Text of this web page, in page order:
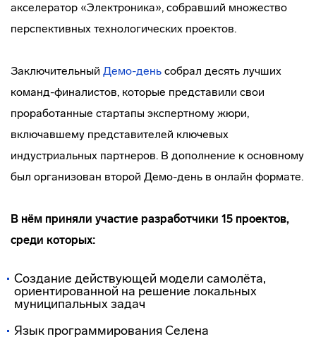
акселератор «Электроника», собравший множество
перспективных технологических проектов.
Заключительный Демо-день собрал десять лучших
команд-финалистов, которые представили свои
проработанные стартапы экспертному жюри,
включавшему представителей ключевых
индустриальных партнеров. В дополнение к основному
был организован второй Демо-день в онлайн формате.
В нём приняли участие разработчики 15 проектов,
среди которых:
Создание действующей модели самолёта,
ориентированной на решение локальных
муниципальных задач
Язык программирования Селена